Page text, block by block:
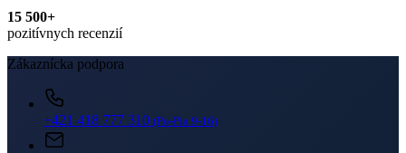
15 500+
pozitívnych recenzií
Zákaznícka podpora
+421 418 777 310 (Po-Pia 9-16)